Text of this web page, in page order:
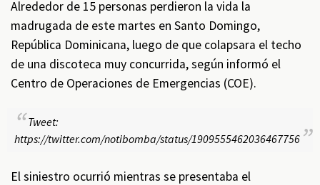
Alrededor de 15 personas perdieron la vida la
madrugada de este martes en Santo Domingo,
República Dominicana, luego de que colapsara el techo
de una discoteca muy concurrida, según informó el
Centro de Operaciones de Emergencias (COE).
Tweet:
https://twitter.com/notibomba/status/1909555462036467756
El siniestro ocurrió mientras se presentaba el